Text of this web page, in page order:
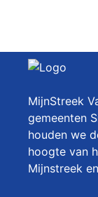
MijnStreek
gemeenten
houden we
hoogte van
Mijnstreek